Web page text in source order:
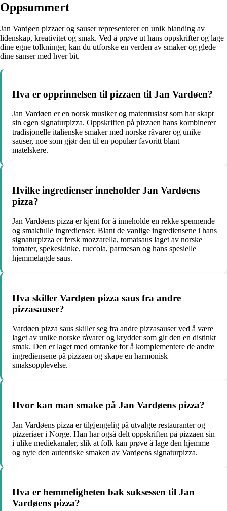
Oppsummert
Jan Vardøen pizzaer og sauser representerer en unik blanding av
lidenskap, kreativitet og smak. Ved å prøve ut hans oppskrifter og lage
dine egne tolkninger, kan du utforske en verden av smaker og glede
dine sanser med hver bit.
Hva er opprinnelsen til pizzaen til Jan Vardøen?
Jan Vardøen er en norsk musiker og matentusiast som har skapt
sin egen signaturpizza. Oppskriften på pizzaen hans kombinerer
tradisjonelle italienske smaker med norske råvarer og unike
sauser, noe som gjør den til en populær favoritt blant
matelskere.
Hvilke ingredienser inneholder Jan Vardøens
pizza?
Jan Vardøens pizza er kjent for å inneholde en rekke spennende
og smakfulle ingredienser. Blant de vanlige ingrediensene i hans
signaturpizza er fersk mozzarella, tomatsaus laget av norske
tomater, spekeskinke, ruccola, parmesan og hans spesielle
hjemmelagde saus.
Hva skiller Vardøen pizza saus fra andre
pizzasauser?
Vardøen pizza saus skiller seg fra andre pizzasauser ved å være
laget av unike norske råvarer og krydder som gir den en distinkt
smak. Den er laget med omtanke for å komplementere de andre
ingrediensene på pizzaen og skape en harmonisk
smaksopplevelse.
Hvor kan man smake på Jan Vardøens pizza?
Jan Vardøens pizza er tilgjengelig på utvalgte restauranter og
pizzeriaer i Norge. Han har også delt oppskriften på pizzaen sin
i ulike mediekanaler, slik at folk kan prøve å lage den hjemme
og nyte den autentiske smaken av Vardøens signaturpizza.
Hva er hemmeligheten bak suksessen til Jan
Vardøens pizza?